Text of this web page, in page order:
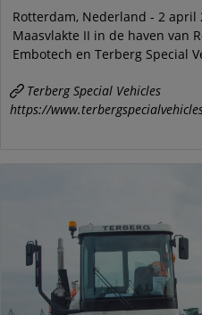
Rotterdam, Nederland - 2
Maasvlakte II in de haven van
Embotech en Terberg Special
Terberg Special Vehicles
https://